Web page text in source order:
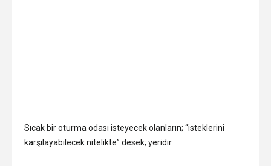
Sıcak bir oturma odası isteyecek olanların; “isteklerini
karşılayabilecek nitelikte” desek; yeridir.